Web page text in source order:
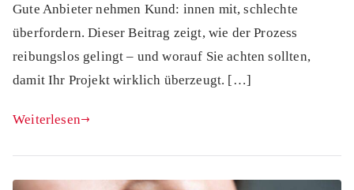
Gute Anbieter nehmen Kund: innen mit, schlechte
überfordern. Dieser Beitrag zeigt, wie der Prozess
reibungslos gelingt – und worauf Sie achten sollten,
damit Ihr Projekt wirklich überzeugt. […]
Weiterlesen